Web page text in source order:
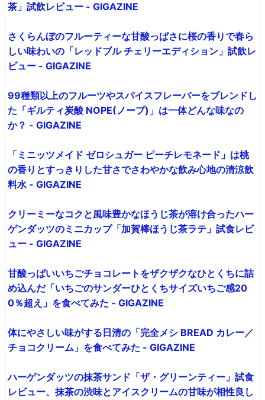
茶」試飲レビュー - GIGAZINE
さくらんぼのフルーティーな甘酸っぱさに桜の香りで春ら
しい味わいの「レッドブル チェリーエディション」試飲レ
ビュー - GIGAZINE
99種類以上のフルーツやスパイスフレーバーをブレンドし
た「ギルティ炭酸 NOPE(ノープ)」は一体どんな味なの
か？ - GIGAZINE
「ミニッツメイド ゼロシュガー ピーチレモネード」は桃
の香りとすっきりした甘さでさわやかな飲み心地の清涼飲
料水 - GIGAZINE
クリーミーなコクと風味豊かなほうじ茶が溶け合ったハー
ゲンダッツのミニカップ「加賀棒ほうじ茶ラテ」試食レビ
ュー - GIGAZINE
甘酸っぱいいちごチョコレートをザクザクなひとくちに詰
め込んだ「いちごのサンダーひとくちサイズいちご感20
0％超え」を食べてみた - GIGAZINE
体にやさしい味がする日清の「完全メシ BREAD カレー／
チョコクリーム」を食べてみた - GIGAZINE
ハーゲンダッツの抹茶サンド「ザ・グリーンティー」試食
レビュー、抹茶の渋味とアイスクリームの甘味が相性良し